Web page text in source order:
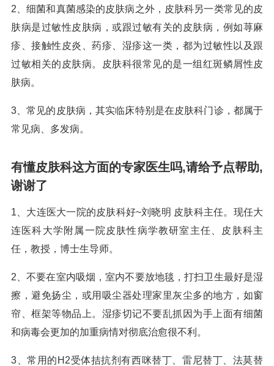
2、细菌和真菌感染的皮肤病之外，皮肤科另一类常见的皮
肤病是过敏性皮肤病，或跟过敏有关的皮肤病，例如荨麻
疹、接触性皮炎、药疹、湿疹这一类，都为过敏性以及跟
过敏相关的皮肤病。皮肤科很常见的是一组红斑鳞屑性皮
肤病。
3、常见的皮肤病，其实临床特别是在皮肤科门诊，都属于
常见病、多发病。
有懂皮肤科这方面的专家医生吗,请给予点帮助,
谢谢了
1、大连医大一院的皮肤科好~刘晓明 皮肤科主任。现任大
连医科大学附属一院皮肤性病学教研室主任、皮肤科主
任，教授，博士生导师。
2、不要在室内吸烟，室内不要放地毯，打扫卫生最好是湿
擦，避免扬尘，或用吸尘器处理家里灰尘多的地方，如窗
帘、框架等物品上。湿疹切记不要乱抓因为手上面有细菌
和病毒会更加的加重病情对彻底治愈很不利。
3、常用的H2受体拮抗剂有西咪替丁、雷尼替丁、法莫替